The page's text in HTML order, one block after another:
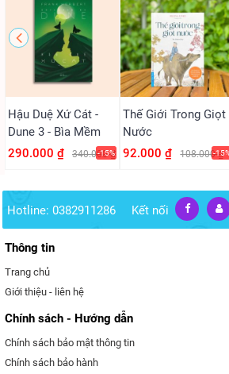
Hậu Duệ Xứ Cát -
Dune 3 - Bìa Mềm
290.000 ₫
340.000 ₫
-15%
Thế Giới Trong Giọt
Nước
92.000 ₫
108.000 ₫
-
Hotline: 0382911286 Kết nối
Thông tin
Trang chủ
Giới thiệu - liên hệ
Chính sách - Hướng dẫn
Chính sách bảo mật thông tin
Chính sách bảo hành